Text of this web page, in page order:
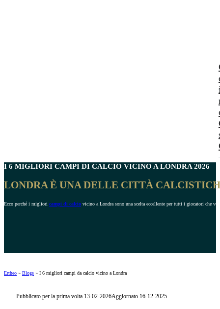
I 6 MIGLIORI CAMPI DI CALCIO VICINO A LONDRA 2026
LONDRA È UNA DELLE CITTÀ
Ecco perché i migliori campi di calcio vicino a Londra sono una scelta eccellente per tutti i giocatori che
Ertheo » Blogs » I 6 migliori campi da calcio vicino a Londra
Pubblicato per la prima volta 13-02-2026Aggiornato 16-12-2025